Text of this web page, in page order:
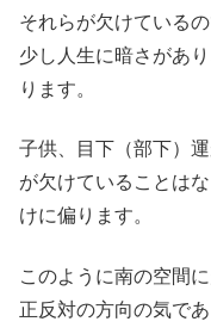
それらが欠けている
少し人生に暗さがあ
ります。
子供、目下（部下）
が欠けていることは
けに偏ります。
このように南の空間
正反対の方向の気で